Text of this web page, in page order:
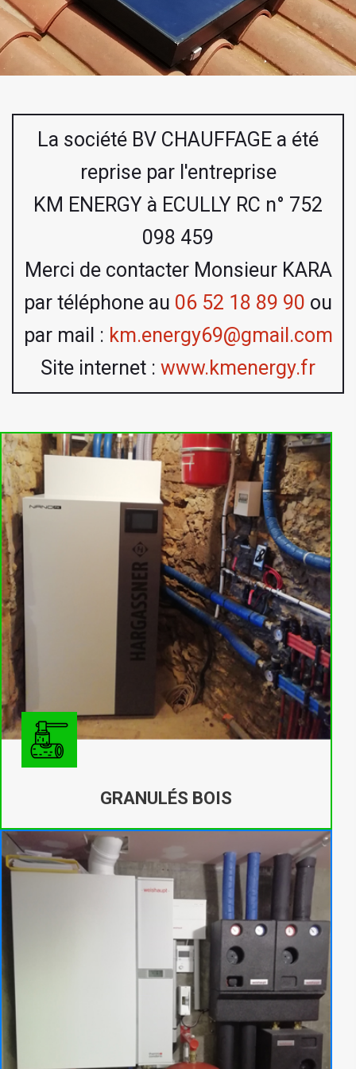
La société BV CHAUFFAGE a été
reprise par l'entreprise
KM ENERGY à ECULLY RC n° 752
098 459
Merci de contacter Monsieur KARA
par téléphone au 06 52 18 89 90 ou
par mail : km.energy69@gmail.com
Site internet : www.kmenergy.fr
GRANULÉS BOIS